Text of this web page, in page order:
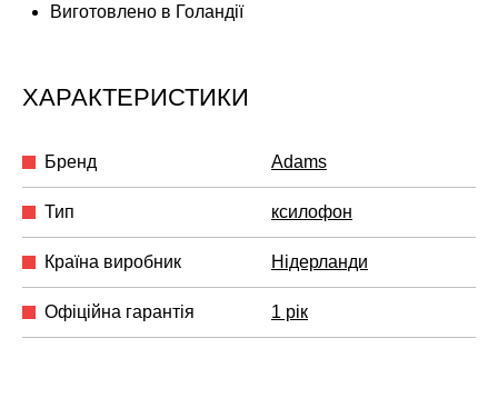
Виготовлено в Голандії
ХАРАКТЕРИСТИКИ
Бренд Adams
Тип ксилофон
Країна виробник Нідерланди
Офіційна гарантія 1 рік